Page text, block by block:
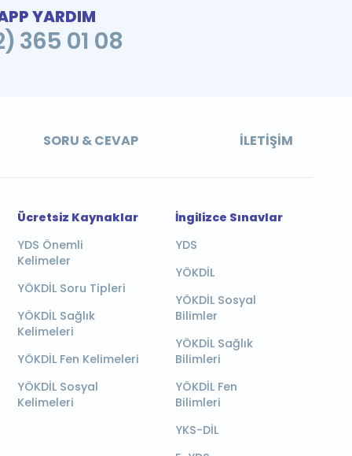
YARDIM
365 01 08
SORU & CEVAP İLETIŞIM
Ücretsiz Kaynaklar
YDS Önemli
Kelimeler
YÖKDİL Soru Tipleri
YÖKDİL Sağlık
Kelimeleri
YÖKDİL Fen Kelimeleri
YÖKDİL Sosyal
Kelimeleri
İngilizce Sınavlar
YDS
YÖKDİL
YÖKDİL Sosyal
Bilimler
YÖKDİL Sağlık
Bilimleri
YÖKDİL Fen
Bilimleri
YKS-DİL